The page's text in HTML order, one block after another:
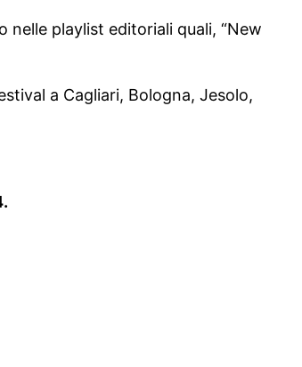
nelle playlist editoriali quali, “New
a Cagliari, Bologna, Jesolo,